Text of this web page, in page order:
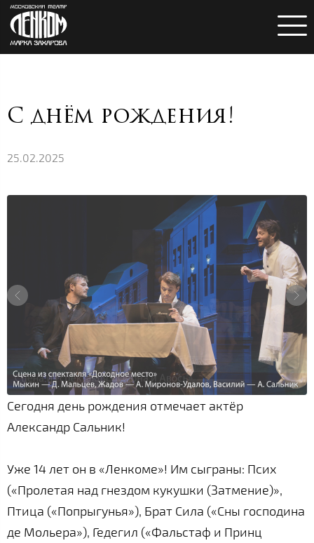
С днём рождения!
25.02.2025
Сегодня день рождения отмечает актёр
Александр Сальник!
Уже 14 лет он в «Ленкоме»! Им сыграны: Псих
(«Пролетая над гнездом кукушки (Затмение)»,
Птица («Попрыгунья»), Брат Сила («Сны господина
де Мольера»), Гедегил («Фальстаф и Принц